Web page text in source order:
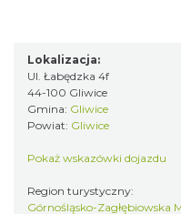
Lokalizacja:
Ul. Łabędzka 4f
44-100 Gliwice
Gmina: Gliwice
Powiat: Gliwice
Pokaż wskazówki dojazdu
Region turystyczny:
Górnośląsko-Zagłębiowska